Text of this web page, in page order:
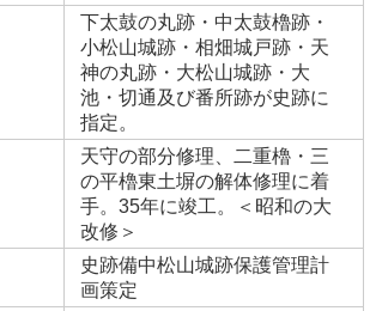
下太鼓の丸跡・中太鼓櫓跡・
小松山城跡・相畑城戸跡・天
神の丸跡・大松山城跡・大
池・切通及び番所跡が史跡に
指定。
天守の部分修理、二重櫓・三
の平櫓東土塀の解体修理に着
手。35年に竣工。＜昭和の大
改修＞
史跡備中松山城跡保護管理計
画策定